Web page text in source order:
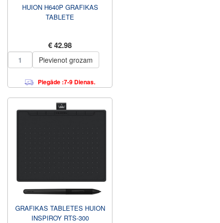
HUION H640P GRAFIKAS
TABLETE
€ 42.98
Pievienot grozam
Piegāde :7-9 Dienas.
GRAFIKAS TABLETES HUION
INSPIROY RTS-300